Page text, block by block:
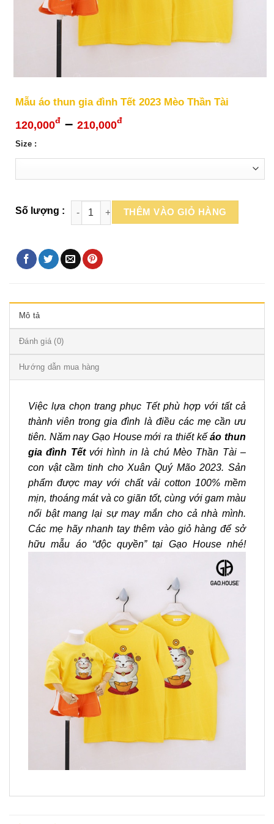
Mẫu áo thun gia đình Tết 2023 Mèo Thần Tài
120,000đ – 210,000đKhoảng
đến
210,000đ
Size :
THÊM VÀO GIỎ HÀNG
Mô tả
Đánh giá (0)
Hướng dẫn mua hàng
Việc lựa chọn trang phục Tết phù hợp với tất cả
thành viên trong gia đình là điều các mẹ cần ưu
tiên. Năm nay Gạo House mới ra thiết kếáo thun
gia đình Tếtvới hình in là chú Mèo Thần Tài –
con vật cầm tinh cho Xuân Quý Mão 2023. Sản
phẩm được may với chất vải cotton 100% mềm
mịn, thoáng mát và co giãn tốt, cùng với gam màu
nổi bật mang lại sự may mắn cho cả nhà mình.
Các mẹ hãy nhanh tay thêm vào giỏ hàng để sở
hữu mẫu áo “độc quyền” tại Gạo House nhé!